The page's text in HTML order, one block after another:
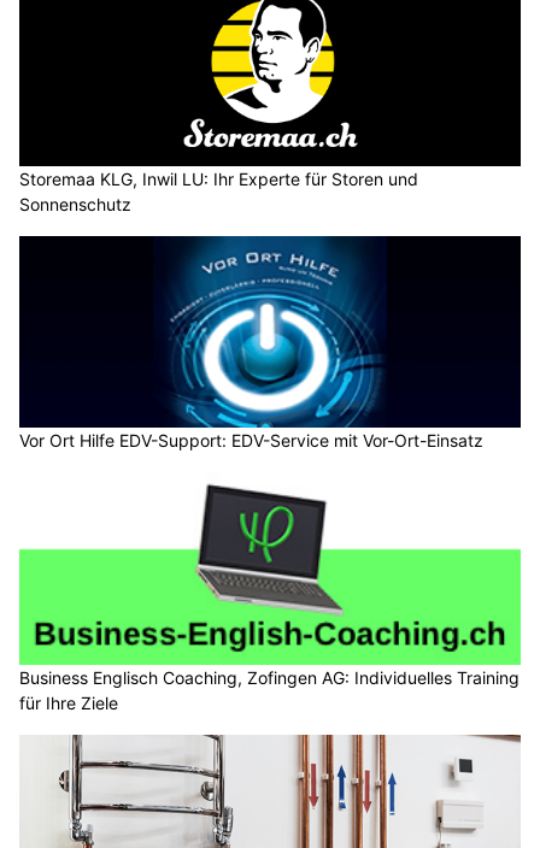
Storemaa KLG, Inwil LU: Ihr Experte für Storen und
Sonnenschutz
Vor Ort Hilfe EDV-Support: EDV-Service mit Vor-Ort-Einsatz
Business Englisch Coaching, Zofingen AG: Individuelles Training
für Ihre Ziele